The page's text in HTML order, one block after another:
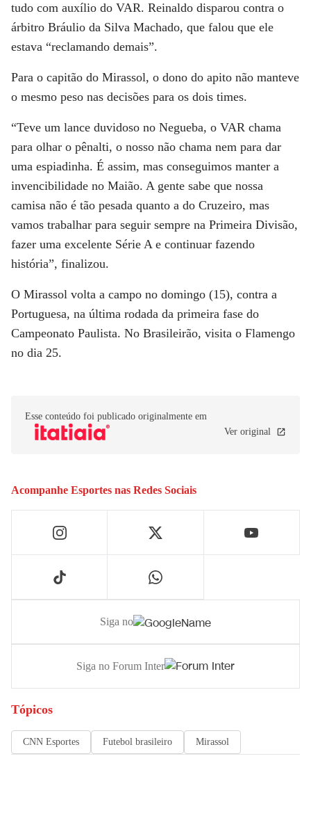
tudo com auxílio do VAR. Reinaldo disparou contra o
árbitro Bráulio da Silva Machado, que falou que ele
estava “reclamando demais”.
Para o capitão do Mirassol, o dono do apito não manteve
o mesmo peso nas decisões para os dois times.
“Teve um lance duvidoso no Negueba, o VAR chama
para olhar o pênalti, o nosso não chama nem para dar
uma espiadinha. É assim, mas conseguimos manter a
invencibilidade no Maião. A gente sabe que nossa
camisa não é tão pesada quanto a do Cruzeiro, mas
vamos trabalhar para seguir sempre na Primeira Divisão,
fazer uma excelente Série A e continuar fazendo
história”, finalizou.
O Mirassol volta a campo no domingo (15), contra a
Portuguesa, na última rodada da primeira fase do
Campeonato Paulista. No Brasileirão, visita o Flamengo
no dia 25.
Esse conteúdo foi publicado originalmente em
Ver original
Acompanhe Esportes nas Redes Sociais
Siga no
Siga no Forum Inter
Tópicos
CNN Esportes Futebol brasileiro Mirassol